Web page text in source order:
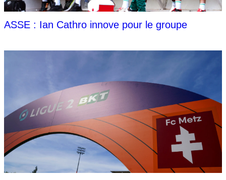
ASSE : Ian Cathro innove pour le groupe